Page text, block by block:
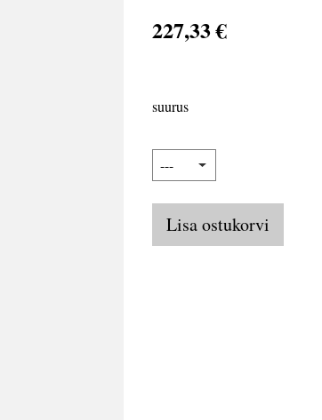
227,33 €
suurus
Lisa ostukorvi